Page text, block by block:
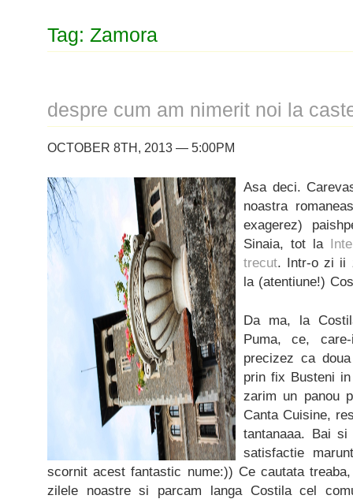
Tag: Zamora
despre cum am nimerit noi la
OCTOBER 8TH, 2013 — 5:00PM
Asa deci.
noastra
exagerez)
Sinaia, tot la
trecut. Intr-o zi ii
la (atentiune!)
Da ma, la
Puma, ce,
precizez ca
prin fix Busteni
zarim un panou
Canta Cuisine,
tantanaaa. Bai
satisfactie
scornit acest fantastic nume:)) Ce cautata
zilele noastre si parcam langa Costila cel